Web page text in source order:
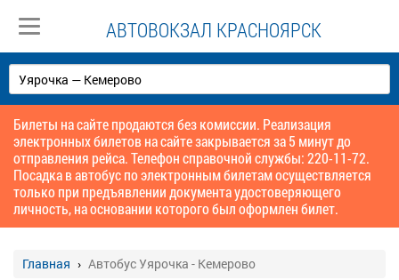
АВТОВОКЗАЛ КРАСНОЯРСК
Билеты на сайте продаются без комиссии. Реализация
электронных билетов на сайте закрывается за 5 минут до
отправления рейса. Телефон справочной службы: 220-11-72.
Посадка в автобус по электронным билетам осуществляется
только при предъявлении документа удостоверяющего
личность, на основании которого был оформлен билет.
Главная Автобус Уярочка - Кемерово